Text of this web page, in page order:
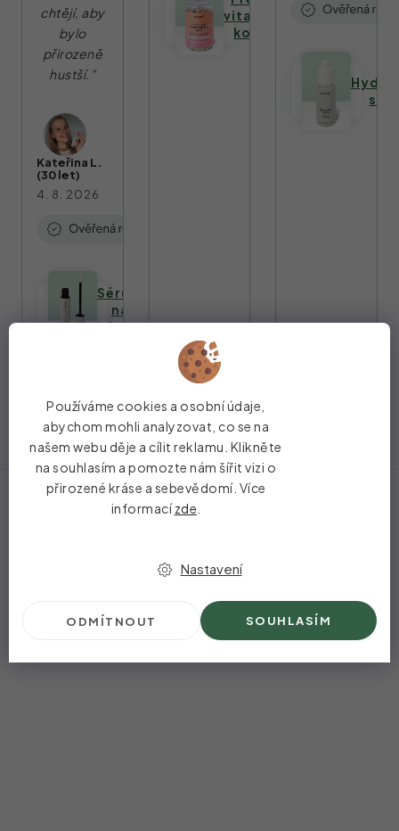
Používáme cookies a osobní údaje,
abychom mohli analyzovat, co se na
našem webu děje a cílit reklamu. Klikněte
na souhlasím a pomozte nám šířit vizi o
přirozené kráse a sebevědomí. Více
informacízde
Nastavení
ODMÍTNOUT SOUHLASÍM
chtějí, aby
bylo
přirozeně
hustší.”
Kateřina L.
(30 let)
4. 8. 2026
Sérum
na
obočí
vitamínový
komplex